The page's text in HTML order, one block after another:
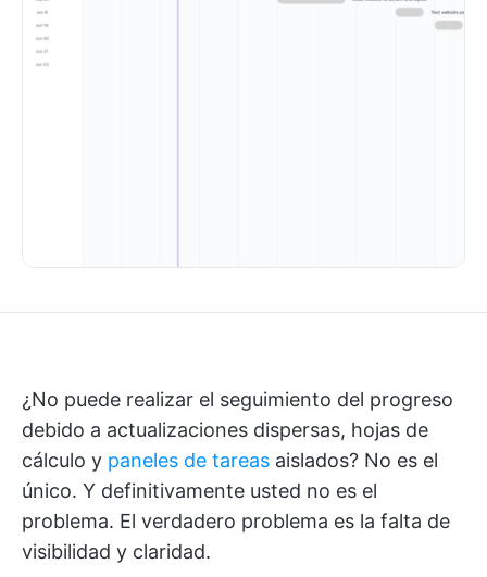
¿No puede realizar el seguimiento del progreso
debido a actualizaciones dispersas, hojas de
cálculo y paneles de tareas aislados? No es el
único. Y definitivamente usted no es el
problema. El verdadero problema es la falta de
visibilidad y claridad.